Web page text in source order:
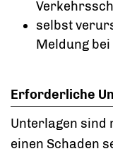
selbst
Meldung bei
Erforderliche
Unterlagen sind
einen Schaden